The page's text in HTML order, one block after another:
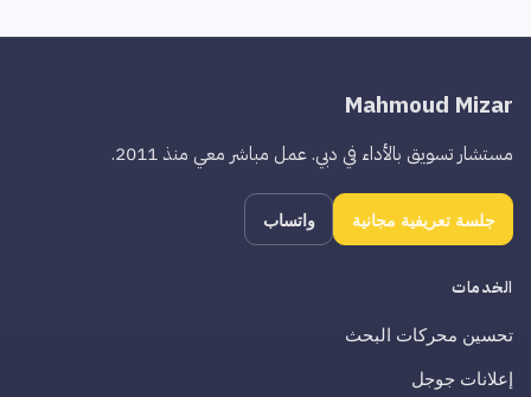
Mahmoud Mizar
مستشار تسويق بالأداء في دبي. عمل مباشر معي منذ 2011.
جلسة تعريفية مجانية واتساب
الخدمات
تحسين محركات البحث
إعلانات جوجل